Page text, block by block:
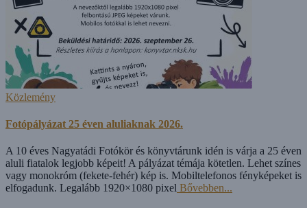
Közlemény
Fotópályázat 25 éven aluliaknak 2026.
A 10 éves Nagyatádi Fotókör és könyvtárunk idén is várja a 25 éven
aluli fiatalok legjobb képeit! A pályázat témája kötetlen. Lehet színes
vagy monokróm (fekete-fehér) kép is. Mobiltelefonos fényképeket is
elfogadunk. Legalább 1920×1080 pixel Bővebben...